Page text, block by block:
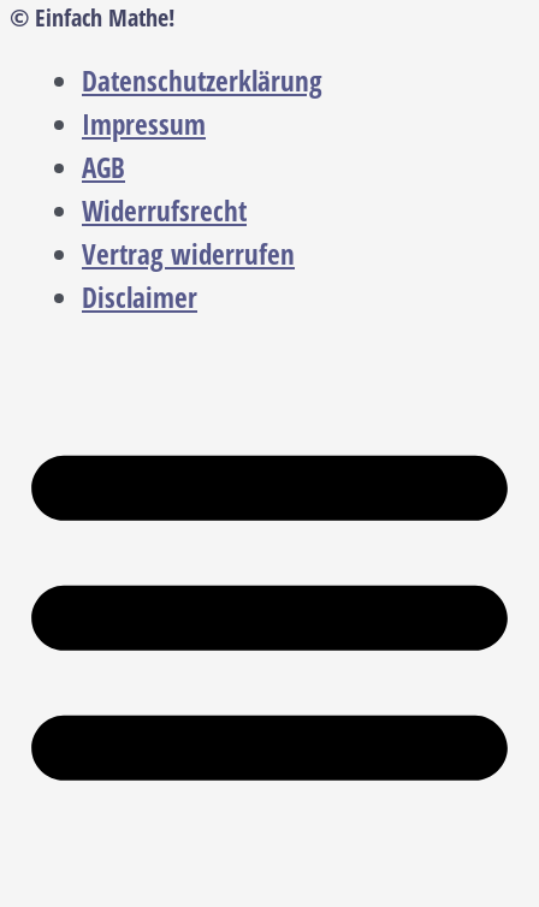
© Einfach Mathe!
Datenschutzerklärung
Impressum
AGB
Widerrufsrecht
Vertrag widerrufen
Disclaimer